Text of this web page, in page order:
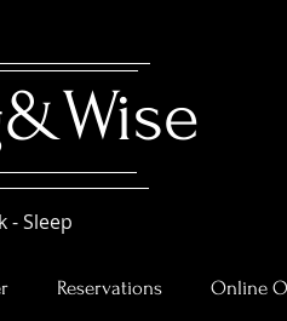
- Sleep
Reservations Online